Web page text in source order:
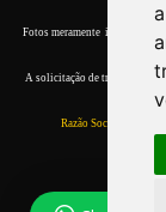
Fotos meramente ilustrativas.
A solicitação de troca devera
Razão Social: